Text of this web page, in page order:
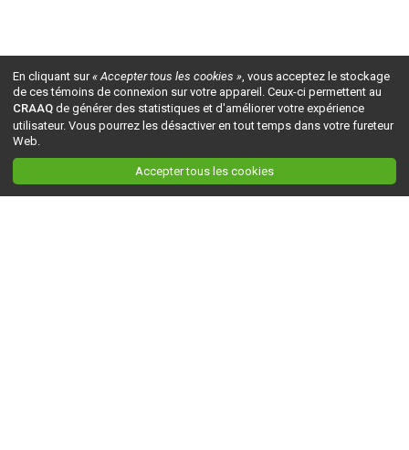
En cliquant sur« Accepter tous les cookies », vous acceptez le stockage
de ces témoins de connexion sur votre appareil. Ceux-ci permettent au
CRAAQ de générer des statistiques et d'améliorer votre expérience
utilisateur. Vous pourrez les désactiver en tout temps dans votre fureteur
Web.
Accepter tous les cookies